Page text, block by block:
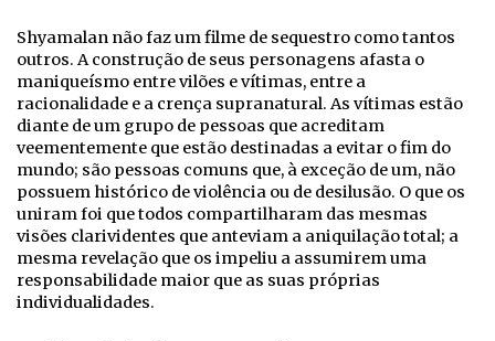
Shyamalan não faz um filme de sequestro como tantos
outros. A construção de seus personagens afasta o
maniqueísmo entre vilões e vítimas, entre a
racionalidade e a crença supranatural. As vítimas estão
diante de um grupo de pessoas que acreditam
veementemente que estão destinadas a evitar o fim do
mundo; são pessoas comuns que, à exceção de um, não
possuem histórico de violência ou de desilusão. O que os
uniram foi que todos compartilharam das mesmas
visões clarividentes que anteviam a aniquilação total; a
mesma revelação que os impeliu a assumirem uma
responsabilidade maior que as suas próprias
individualidades.